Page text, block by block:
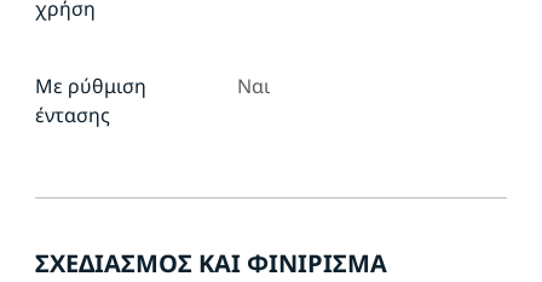
χρήση
Με ρύθμιση
έντασης
Ναι
ΣΧΕΔΙΑΣΜΌΣ ΚΑΙ ΦΙΝΊΡΙΣΜΑ